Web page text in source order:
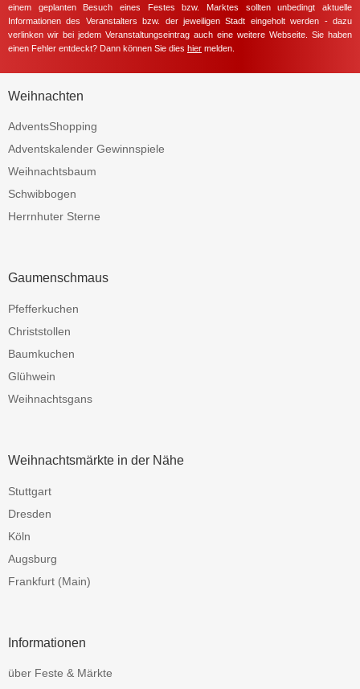
einem geplanten Besuch eines Festes bzw. Marktes sollten unbedingt aktuelle
Informationen des Veranstalters bzw. der jeweiligen Stadt eingeholt werden - dazu
verlinken wir bei jedem Veranstaltungseintrag auch eine weitere Webseite. Sie haben
einen Fehler entdeckt? Dann können Sie dies hier melden.
Weihnachten
AdventsShopping
Adventskalender Gewinnspiele
Weihnachtsbaum
Schwibbogen
Herrnhuter Sterne
Gaumenschmaus
Pfefferkuchen
Christstollen
Baumkuchen
Glühwein
Weihnachtsgans
Weihnachtsmärkte in der Nähe
Stuttgart
Dresden
Köln
Augsburg
Frankfurt (Main)
Informationen
über Feste & Märkte